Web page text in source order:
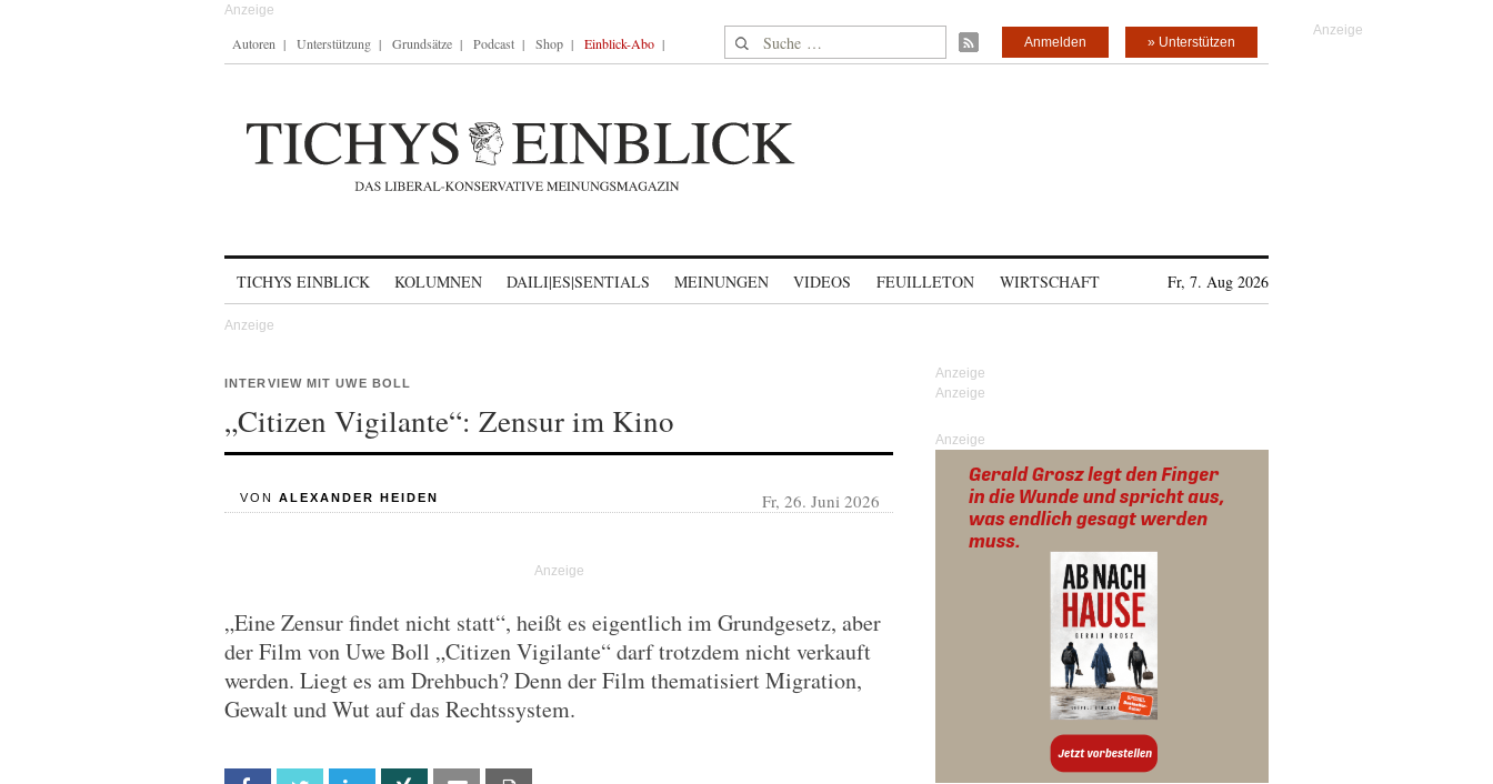
Autoren Unterstützung Grundsätze Podcast Shop Einblick-Abo Suche nach: » Unterstützen
Anmelden
TICHYS EINBLICK KOLUMNEN DAILI|ES|SENTIALS MEINUNGEN VIDEOS FEUILLETON WIRTSCHAFT Fr, 7. Aug 2026
INTERVIEW MIT UWE BOLL
„Citizen Vigilante“: Zensur im Kino
VON ALEXANDER HEIDEN Fr, 26. Juni 2026
„Eine Zensur findet nicht statt“, heißt es eigentlich im Grundgesetz, aber
der Film von Uwe Boll „Citizen Vigilante“ darf trotzdem nicht verkauft
werden. Liegt es am Drehbuch? Denn der Film thematisiert Migration,
Gewalt und Wut auf das Rechtssystem.
Anzeige